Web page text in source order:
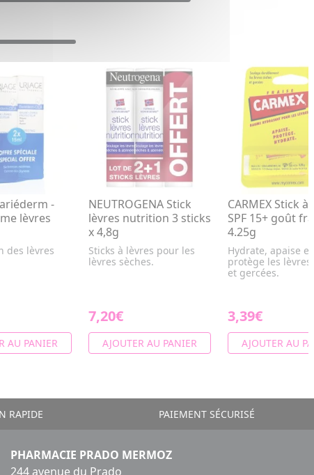
-
lèvres
des lèvres
AU PANIER
NEUTROGENA Stick
lèvres nutrition 3 sticks
x 4,8g
Sticks à lèvres pour les
lèvres sèches.
7,20€
AJOUTER AU PANIER
CARMEX Stick à
SPF 15+ goût
4.25g
Hydrate, apaise et
protège les lèvres
et gercées.
3,39€
AJOUTER AU
RAPIDE PAIEMENT SÉCURISÉ
PHARMACIE PRADO MERMOZ
244 avenue du Prado